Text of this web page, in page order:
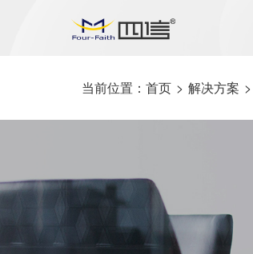
当前位置： 首页 > 解决方案 >